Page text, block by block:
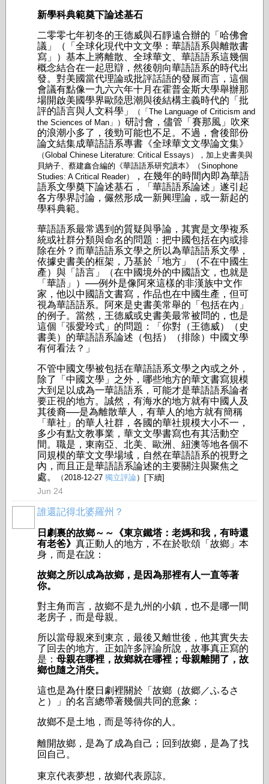
新學科典範奠下論述基石
二零零七年初冬的王德威與石靜遠合辦的「哈佛會
議」（「全球化現代中文文學：華語語系與離散書
寫」）基本上將離散、全球華文、華語語系這幾個
概念結合在一起思辯，然後朝向華語語系的時代出
發。對美國當代理論或批評話語的發展而言，這個
會議有點像一九六六年十月在霍普金斯大學舉辦那
場開啟美國學界歐陸思潮與後結構主義時代的「批
評的語言與人文科學」
（「The Language of Criticism and
the Sciences of Man」） 研討會，儘管「賽那風」吹來
的浪潮小多了，後勁可能也不足。不過，會後部份
論文結集成華語語系專書《全球華文文學論文集》
（Global Chinese Literature: Critical Essays），加上史書美與
貝納子、蔡建鑫合編的《華語語系研究讀本》（Sinophone
Studies: A Critical Reader）
，在幾年的時間內即為華語
語系文學奠下論述基石，「華語語系論述」遂引起
各方學界討論，儼然形成一新興理論，或一新起的
學科典範。
華語語系最常遇到的質疑與爭論，其實是文學複系
統或社群分類與命名的問題：把中國包括在內或排
除在外？而華語語系文學之所以為華語語系文學，
依據史書美的框架，乃基於「地方」（不在中國生
產）與「語言」（在中國境外的中國語文，也就是
「華語」）──例外是像阿來這樣的非漢族中文作
家，他以中國語文書寫，作品也在中國生產，但可
視為華語語系。阿來是史書美常舉的「包括在內」
的例子。當然，王德威或史書美最常被問的，也是
這個「張愛玲式」的問題：「你對（王德威）（史
書美）的華語語系論述（包括）（排除）中國文學
有何看法？」
不管中國文學被包括在華語語系文學之內或之外，
除了「中國文學」之外，哪些地方的華文書寫規模
大到足以成為一華語語系，可能才是華語語系論者
要正視的地方。誠然，有海水的地方就有中國人及
其後裔──是為離散華人，有華人的地方就有簡稱
「華社」的華人社群，各國的華社規模大小不一，
多少有點文教事業，華文文學書寫也有其活動空
間。職是，東南亞、北美、歐洲、紐澳等地各個不
同規模的華文文學場域，自然在華語語系的視野之
內，而且正是華語語系論述的主要關注與聚焦之
處。
（2018-12-27 獨立評論）[下續]
Jun 24
誰還記得北婆羅州？
日劇裏的故鄉～～
《東京鐵塔：老媽和我，有時還
有老爸》 真正動人的地方，不在於歌頌「故鄉」本
身，而是在說：
故鄉之所以成為故鄉，是因為那裡有人一直等著
你。
對主角而言，故鄉不是九州的小鎮，也不是哪一間
老房子，而是母親。
所以當母親來到東京，最後又離世後，他其實失去
了回去的地方。正如許多評論所說，故事真正寫的
是： 母親在哪裡，故鄉就在哪裡；母親離開了，故
鄉也隨之消失。
這也是為什麼日劇裡關於「故鄉（故郷／ふるさ
と）」的名言總帶著幾個共同的意象：
故鄉不是土地，而是等待你的人。
離開故鄉，是為了成為自己；回到故鄉，是為了找
回自己。
東京代表夢想，故鄉代表原諒。